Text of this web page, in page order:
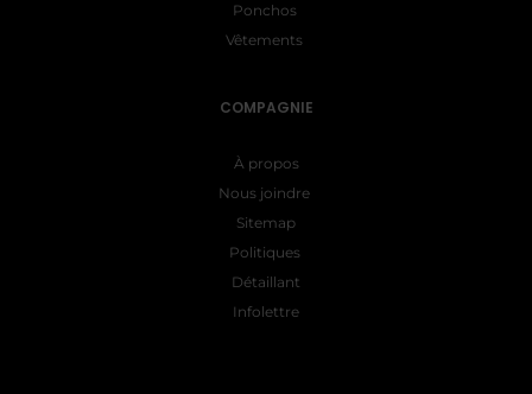
Ponchos
Vêtements
COMPAGNIE
À propos
Nous joindre
Sitemap
Politiques
Détaillant
Infolettre